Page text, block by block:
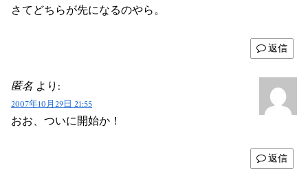
さてどちらが先になるのやら。
返信
匿名 より:
2007年10月29日 21:55
おお、ついに開始か！
返信